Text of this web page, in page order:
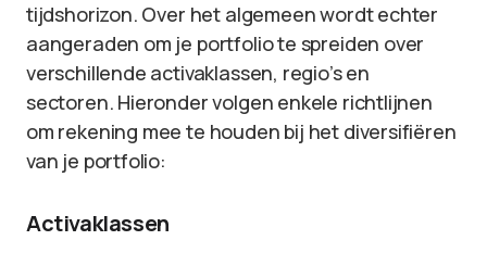
tijdshorizon. Over het algemeen wordt echter
aangeraden om je portfolio te spreiden over
verschillende activaklassen, regio’s en
sectoren. Hieronder volgen enkele richtlijnen
om rekening mee te houden bij het diversifiëren
van je portfolio:
Activaklassen